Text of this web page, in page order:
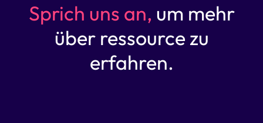
Sprich uns an, um mehr
über ressource zu
erfahren.